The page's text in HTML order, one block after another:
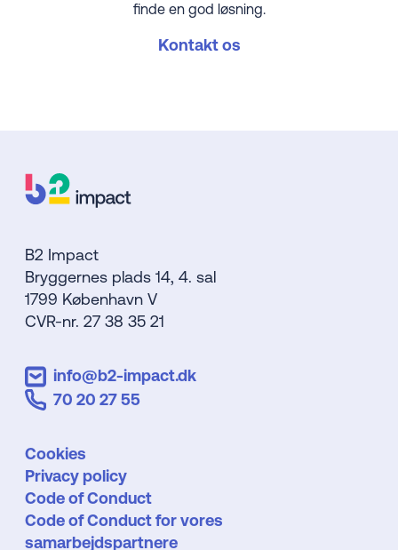
finde en god løsning.
Kontakt os
B2 Impact
Bryggernes plads 14, 4. sal
1799 København V
CVR-nr. 27 38 35 21
info@b2-impact.dk
70 20 27 55
Cookies
Privacy policy
Code of Conduct
Code of Conduct for vores
samarbejdspartnere